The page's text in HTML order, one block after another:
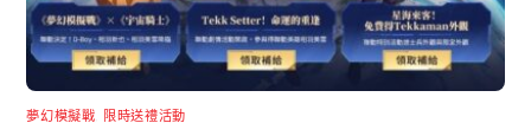
夢幻模擬戰 限時送禮活動